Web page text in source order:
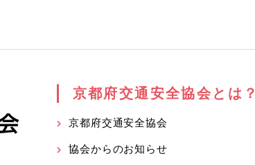
京都府交通安全協会とは？
京都府交通安全協会
協会からのお知らせ